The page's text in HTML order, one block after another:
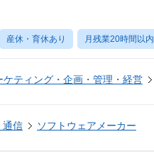
産休・育休あり 月残業20時間以内
ケティング・企画・管理・経営
通信 ソフトウェアメーカー